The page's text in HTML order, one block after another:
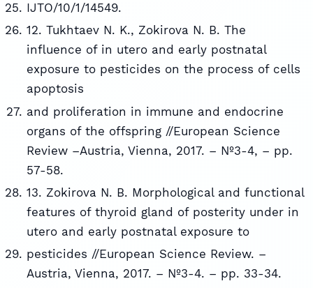
IJTO/10/1/14549.
12. Tukhtaev N. K., Zokirova N. B. The
influence of in utero and early postnatal
exposure to pesticides on the process of cells
apoptosis
and proliferation in immune and endocrine
organs of the offspring //European Science
Review –Austria, Vienna, 2017. – №3-4, – pp.
57-58.
13. Zokirova N. B. Morphological and functional
features of thyroid gland of posterity under in
utero and early postnatal exposure to
pesticides //European Science Review. –
Austria, Vienna, 2017. – №3-4. – pp. 33-34.